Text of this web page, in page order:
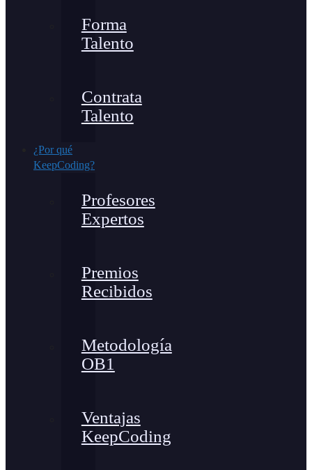
Forma
Talento
Contrata
Talento
¿Por qué
KeepCoding?
Profesores
Expertos
Premios
Recibidos
Metodología
OB1
Ventajas
KeepCoding